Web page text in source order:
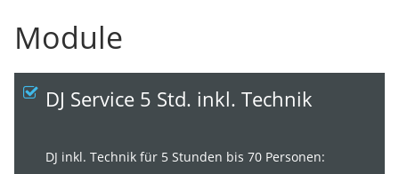
Module
DJ Service 5 Std. inkl. Technik
DJ inkl. Technik für 5 Stunden bis 70 Personen: